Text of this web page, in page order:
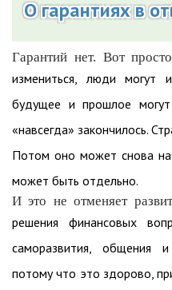
О гарантиях в
Гарантий нет. Вот
измениться, люди могут
будущее и прошлое
«навсегда» закончилось.
Потом оно может снова
может быть отдельно.
И это не отменяет
решения финансовых
саморазвития, общения
потому что это здорово,